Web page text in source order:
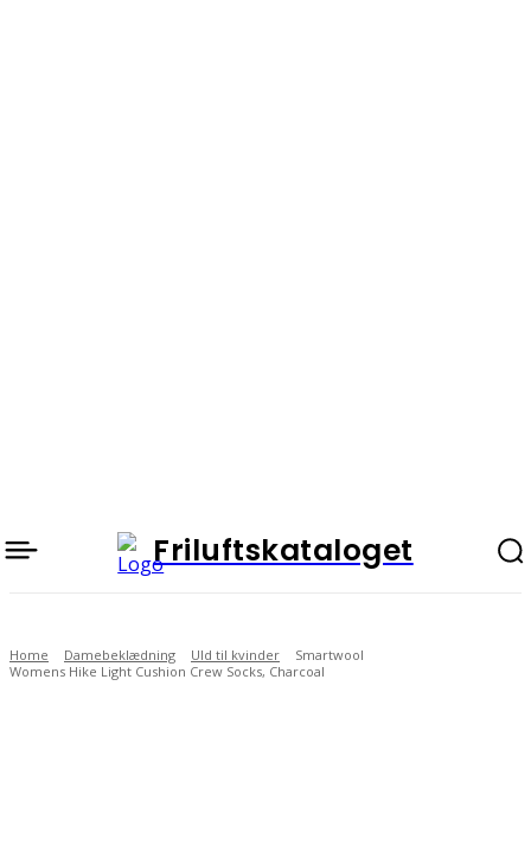
Friluftskataloget
Home Damebeklædning Uld til kvinder
Smartwool
Womens Hike Light Cushion Crew Socks, Charcoal